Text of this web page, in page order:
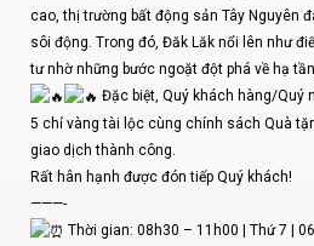
cao, thị trường bất động sản Tây Nguyên
sôi động. Trong đó, Đăk Lăk nổi lên như
tư nhờ những bước ngoặt đột phá về hạ
Đặc biệt, Quý khách hàng/Quý
5 chỉ vàng tài lộc cùng chính sách Quà
giao dịch thành công.
Rất hân hạnh được đón tiếp Quý khách!
———-
Thời gian: 08h30 – 11h00 | Thứ 7 |